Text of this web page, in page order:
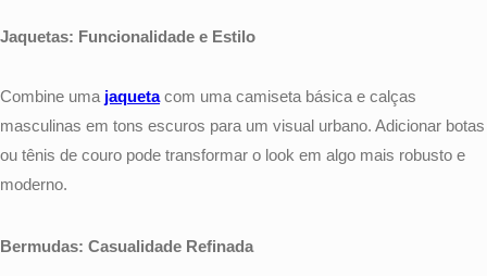
Jaquetas: Funcionalidade e Estilo
Combine uma jaqueta com uma camiseta básica e calças
masculinas em tons escuros para um visual urbano. Adicionar botas
ou tênis de couro pode transformar o look em algo mais robusto e
moderno.
Bermudas: Casualidade Refinada